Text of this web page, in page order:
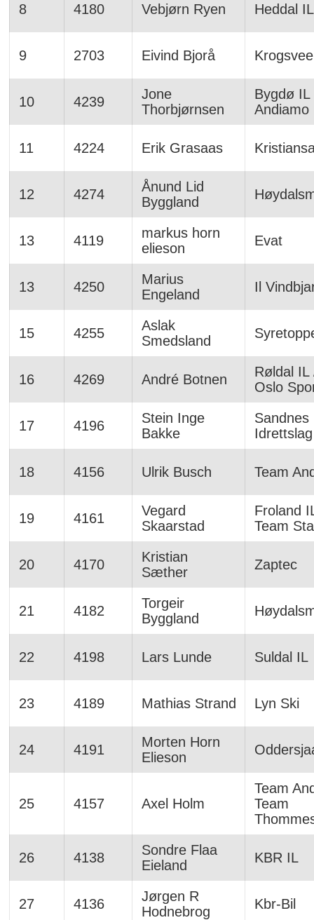
8 4180 Vebjørn Ryen Heddal IL
9 2703 Eivind Bjorå
10 4239
Jone
Thorbjørnsen
Bygdø IL
Andiamo
11 4224 Erik Grasaas
12 4274
Ånund Lid
Byggland
13 4119
markus horn
elieson
Evat
13 4250
Marius
Engeland
Il
15 4255
Aslak
Smedsland
16 4269 André Botnen
Røldal IL
Oslo
17 4196
Stein Inge
Bakke
Sandnes
Idrettslag
18 4156 Ulrik Busch Team
19 4161
Vegard
Skaarstad
Froland
Team
20 4170
Kristian
Sæther
Zaptec
21 4182
Torgeir
Byggland
22 4198 Lars Lunde Suldal IL
23 4189 Mathias Strand Lyn Ski
24 4191
Morten Horn
Elieson
25 4157 Axel Holm
Team
Team
26 4138
Sondre Flaa
Eieland
KBR IL
27 4136
Jørgen R
Hodnebrog
Kbr-Bil